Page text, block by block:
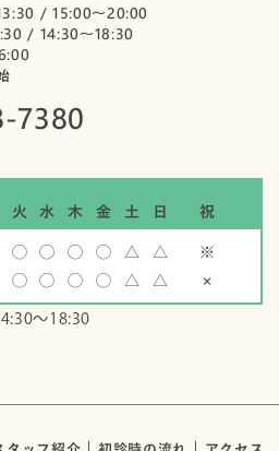
/ 15:00～20:00
/ 14:30～18:30
7380
火 水 木 金 土 日
祝
◯ ◯ ◯ ◯ △ △
※
◯ ◯ ◯ ◯ △ △ ×
～18:30